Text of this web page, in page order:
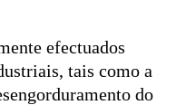
efectuados
tais como a
do